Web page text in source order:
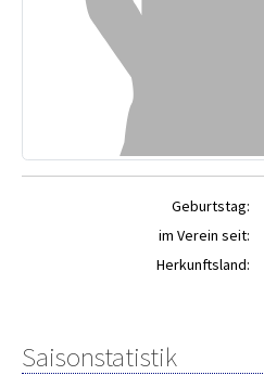
Geburtstag:
im Verein seit:
Herkunftsland:
Saisonstatistik